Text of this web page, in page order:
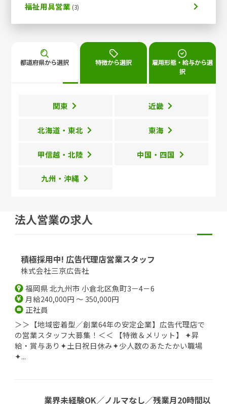
福祉用具営業
都道府県から選択
関東 近畿
北海道・東北 東海
甲信越・北陸 中国・四国
九州・沖縄
雇用形態・給与から選
択
特徴から選択
法人営業の求人
積極採用中! 広告代理店営業スタッフ
株式会社三京広告社
福岡県 北九州市 小倉北区魚町3－4－6
月給240,000円 ～ 350,000円
正社員
＞＞【地域密着型／創業64年の安定企業】広告代理店で
の営業スタッフ大募集！＜＜ 【特徴＆メリット】 ✦昇
給・賞与あり✦土日祝日休み✦少人数のあたたかい職場
✦...
業界未経験OK／ノルマなし／残業月20時間以